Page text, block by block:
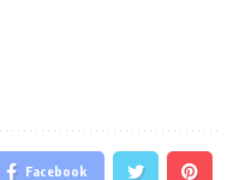
Facebook